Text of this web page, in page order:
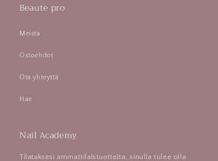
Beaute pro
Meistä
Ostoehdot
Ota yhteyttä
Hae
Nail Academy
Tilataksesi ammattilaistuotteita, sinulla tulee olla